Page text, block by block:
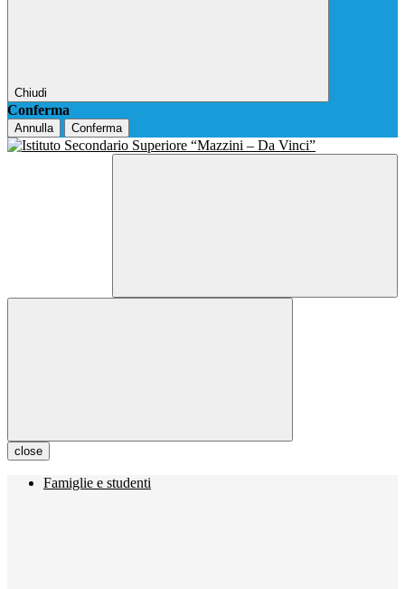
Chiudi
Conferma
Annulla Conferma
close
Famiglie e studenti